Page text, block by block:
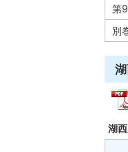
第
別
湖